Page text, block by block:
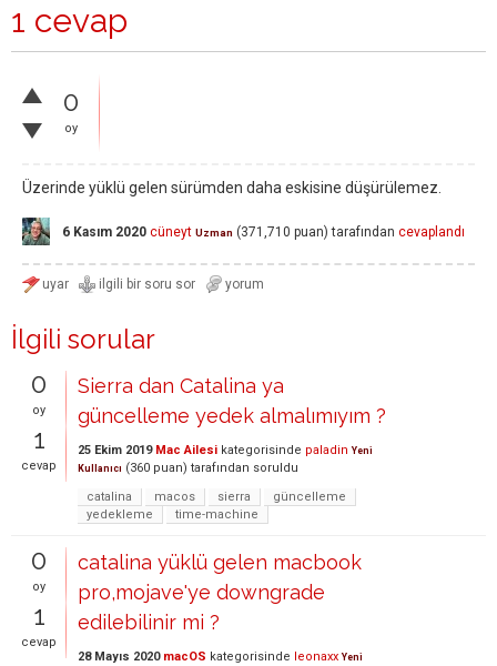
1 cevap
0
oy
Üzerinde yüklü gelen sürümden daha eskisine düşürülemez.
6 Kasım 2020 cüneyt Uzman (371,710 puan) tarafından cevaplandı
İlgili sorular
0
oy
1
cevap
Sierra dan Catalina ya
güncelleme yedek almalımıyım ?
25 Ekim 2019 Mac Ailesi kategorisinde paladin Yeni
Kullanıcı (360 puan) tarafından soruldu
catalina
macos sierra
güncelleme
yedekleme
time-machine
0
oy
1
cevap
catalina yüklü gelen macbook
pro,mojave'ye downgrade
edilebilinir mi ?
28 Mayıs 2020 macOS kategorisinde leonaxx Yeni